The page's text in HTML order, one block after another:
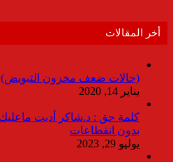
أخر المقالات
(حالات ضعف مخزون التبويض)
يناير 14, 2020
بدون انقطاعات
يوليو 29, 2023